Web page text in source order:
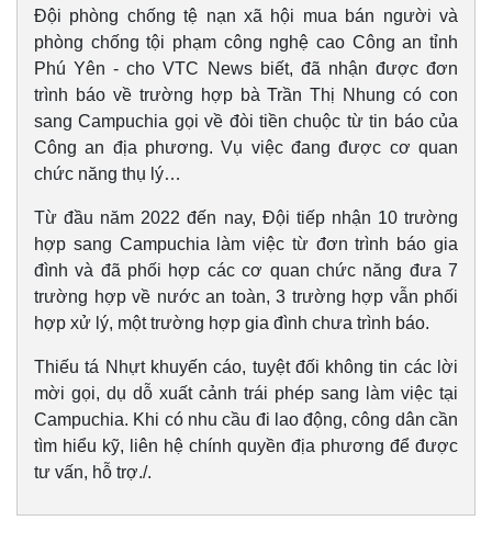
Thể thao
Bóng đá
Thế giới thể thao
eSports
Hậu trường
Ô tô - Xe máy
Ô tô
Tư vấn
Đội phòng chống tệ nạn xã hội mua bán người và
phòng chống tội phạm công nghệ cao Công an tỉnh
Phú Yên - cho VTC News biết, đã nhận được đơn
trình báo về trường hợp bà Trần Thị Nhung có con
sang Campuchia gọi về đòi tiền chuộc từ tin báo của
Công an địa phương. Vụ việc đang được cơ quan
chức năng thụ lý…
Từ đầu năm 2022 đến nay, Đội tiếp nhận 10 trường
hợp sang Campuchia làm việc từ đơn trình báo gia
đình và đã phối hợp các cơ quan chức năng đưa 7
trường hợp về nước an toàn, 3 trường hợp vẫn phối
hợp xử lý, một trường hợp gia đình chưa trình báo.
Thiếu tá Nhựt khuyến cáo, tuyệt đối không tin các lời
mời gọi, dụ dỗ xuất cảnh trái phép sang làm việc tại
Campuchia. Khi có nhu cầu đi lao động, công dân cần
tìm hiểu kỹ, liên hệ chính quyền địa phương để được
tư vấn, hỗ trợ./.